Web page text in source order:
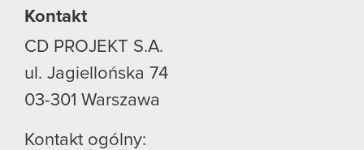
Kontakt
CD PROJEKT S.A.
ul. Jagiellońska 74
03-301 Warszawa
Kontakt ogólny: